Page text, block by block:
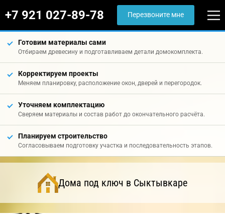
+7 921 027-89-78 Перезвоните мне
Готовим материалы сами
Отбираем древесину и подготавливаем детали домокомплекта.
Корректируем проекты
Меняем планировку, расположение окон, дверей и перегородок.
Уточняем комплектацию
Сверяем материалы и состав работ до окончательного расчёта.
Планируем строительство
Согласовываем подготовку участка и последовательность этапов.
Дома под ключ в Сыктывкаре